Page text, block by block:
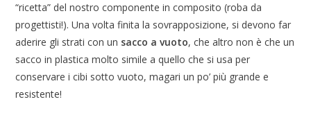
“ricetta” del nostro componente in composito (roba da
progettisti!). Una volta finita la sovrapposizione, si devono far
aderire gli strati con un sacco a vuoto, che altro non è che un
sacco in plastica molto simile a quello che si usa per
conservare i cibi sotto vuoto, magari un po’ più grande e
resistente!